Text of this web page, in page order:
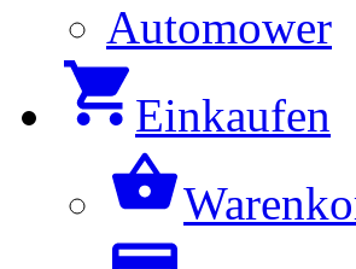
Automower
Einkaufen